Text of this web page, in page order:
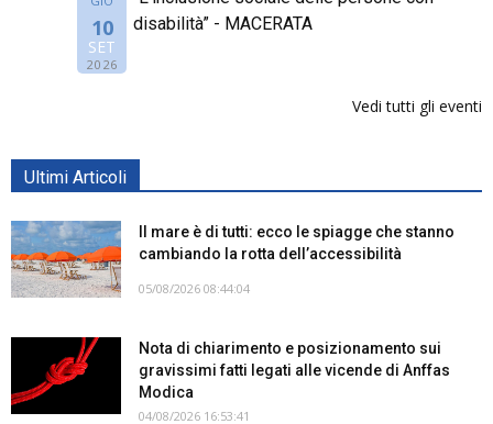
10
SET
2026
disabilità” - MACERATA
Vedi tutti gli eventi
Ultimi Articoli
Il mare è di tutti: ecco le spiagge che stanno
cambiando la rotta dell’accessibilità
05/08/2026 08:44:04
Nota di chiarimento e posizionamento sui
gravissimi fatti legati alle vicende di Anffas
Modica
04/08/2026 16:53:41